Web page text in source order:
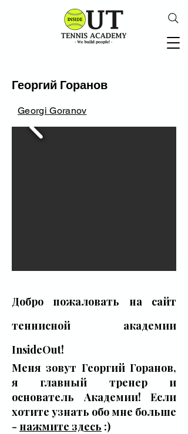
Георгий Горанов
Georgi Goranov
Добро пожаловать на сайт
теннисной академии
InsideOut!
Меня зовут Георгий Горанов,
я главный тренер и
основатель Академии! Если
хотите узнать обо мне больше
- нажмите здесь :)